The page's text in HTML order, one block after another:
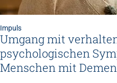
Impuls
Umgang mit
psychologischen
Demenz
Impuls
Umgang mit
psychologischen
Menschen mit